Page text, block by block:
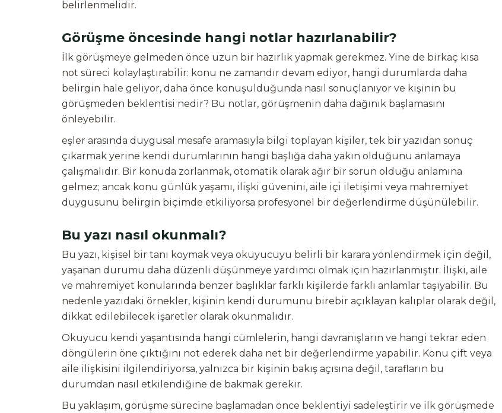
belirlenmelidir.
Görüşme öncesinde hangi notlar hazırlanabilir?
İlk görüşmeye gelmeden önce uzun bir hazırlık yapmak gerekmez. Yine de birkaç kısa
not süreci kolaylaştırabilir: konu ne zamandır devam ediyor, hangi durumlarda daha
belirgin hale geliyor, daha önce konuşulduğunda nasıl sonuçlanıyor ve kişinin bu
görüşmeden beklentisi nedir? Bu notlar, görüşmenin daha dağınık başlamasını
önleyebilir.
eşler arasında duygusal mesafe aramasıyla bilgi toplayan kişiler, tek bir yazıdan sonuç
çıkarmak yerine kendi durumlarının hangi başlığa daha yakın olduğunu anlamaya
çalışmalıdır. Bir konuda zorlanmak, otomatik olarak ağır bir sorun olduğu anlamına
gelmez; ancak konu günlük yaşamı, ilişki güvenini, aile içi iletişimi veya mahremiyet
duygusunu belirgin biçimde etkiliyorsa profesyonel bir değerlendirme düşünülebilir.
Bu yazı nasıl okunmalı?
Bu yazı, kişisel bir tanı koymak veya okuyucuyu belirli bir karara yönlendirmek için değil,
yaşanan durumu daha düzenli düşünmeye yardımcı olmak için hazırlanmıştır. İlişki, aile
ve mahremiyet konularında benzer başlıklar farklı kişilerde farklı anlamlar taşıyabilir. Bu
nedenle yazıdaki örnekler, kişinin kendi durumunu birebir açıklayan kalıplar olarak değil,
dikkat edilebilecek işaretler olarak okunmalıdır.
Okuyucu kendi yaşantısında hangi cümlelerin, hangi davranışların ve hangi tekrar eden
döngülerin öne çıktığını not ederek daha net bir değerlendirme yapabilir. Konu çift veya
aile ilişkisini ilgilendiriyorsa, yalnızca bir kişinin bakış açısına değil, tarafların bu
durumdan nasıl etkilendiğine de bakmak gerekir.
Bu yaklaşım, görüşme sürecine başlamadan önce beklentiyi sadeleştirir ve ilk görüşmede